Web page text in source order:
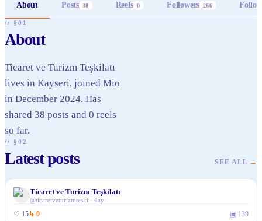
About Posts 38 Reels 0 Followers 266
// §01
About
Ticaret ve Turizm Teşkilatı
lives in Kayseri, joined Mio
in December 2024. Has
shared 38 posts and 0 reels
so far.
// §02
Latest posts SEE ALL →
Ticaret ve Turizm Teşkilatı
@ticaretveturizmteski · 4ay
♡ 15↳ 0 ▣ 139